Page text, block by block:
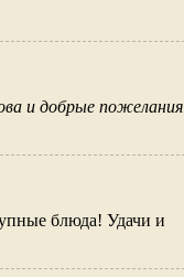
и добрые
блюда! Удачи и